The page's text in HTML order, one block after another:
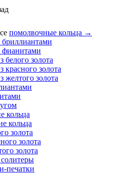
помолвочные кольца →
белого золота
красного золота
желтого золота
кольца
кольца
золота
золота
золота
печатки